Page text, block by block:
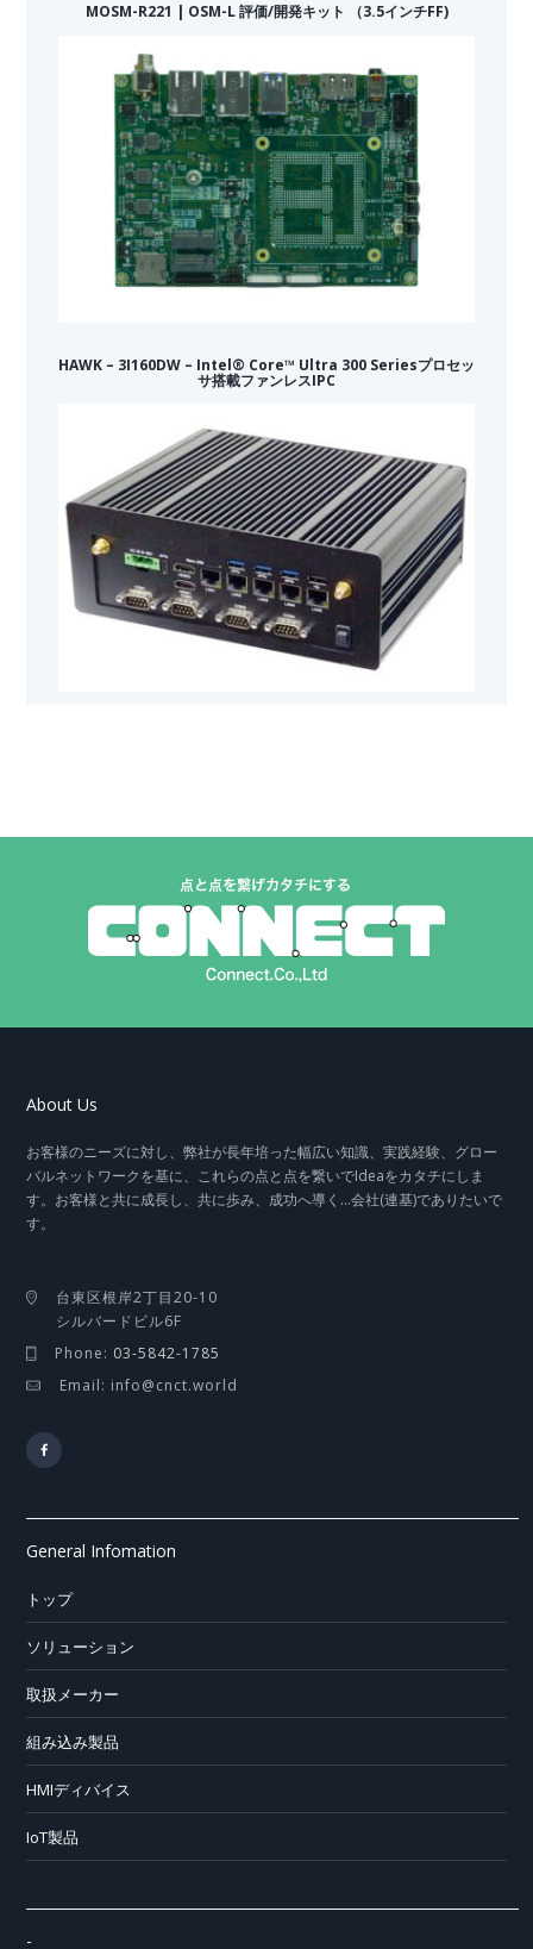
MOSM-R221 | OSM-L 評価/開発キット （3.5インチFF)
HAWK – 3I160DW – Intel® Core™ Ultra 300 Seriesプロセッ
サ搭載ファンレスIPC
About Us
お客様のニーズに対し、弊社が長年培った幅広い知識、実践経験、グロー
バルネットワークを基に、これらの点と点を繋いでIdeaをカタチにしま
す。お客様と共に成長し、共に歩み、成功へ導く…会社(連基)でありたいで
す。
台東区根岸2丁目20-10
シルバードビル6F
Phone: 03-5842-1785
Email: info@cnct.world
General Infomation
トップ
ソリューション
取扱メーカー
組み込み製品
HMIディバイス
IoT製品
-